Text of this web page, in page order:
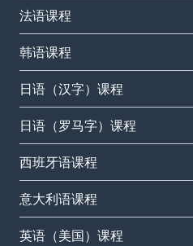
法语课程
韩语课程
日语（汉字）课程
日语（罗马字）课程
西班牙语课程
意大利语课程
英语（美国）课程